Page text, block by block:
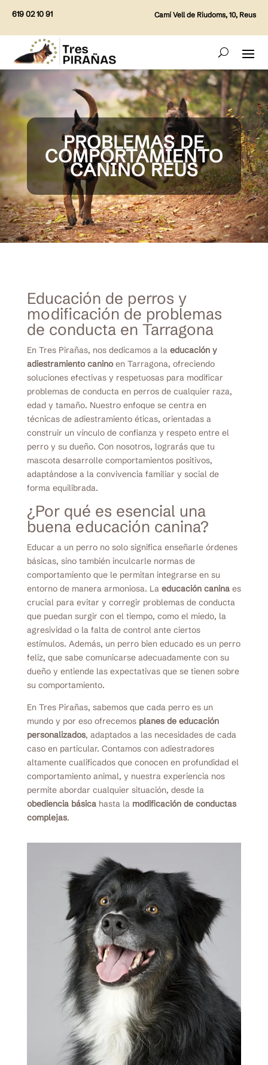
619 02 10 91 Camí Vell de Riudoms, 10, Reus
PROBLEMAS DE
COMPORTAMIENTO
CANINO REUS
Educación de perros y
modificación de problemas
de conducta en Tarragona
En Tres Pirañas, nos dedicamos a la educación y
adiestramiento caninoen Tarragona, ofreciendo
soluciones efectivas y respetuosas para modificar
problemas de conducta en perros de cualquier raza,
edad y tamaño. Nuestro enfoque se centra en
técnicas de adiestramiento éticas, orientadas a
construir un vínculo de confianza y respeto entre el
perro y su dueño. Con nosotros, lograrás que tu
mascota desarrolle comportamientos positivos,
adaptándose a la convivencia familiar y social de
forma equilibrada.
¿Por qué es esencial una
buena educación canina?
Educar a un perro no solo significa enseñarle órdenes
básicas, sino también inculcarle normas de
comportamiento que le permitan integrarse en su
entorno de manera armoniosa. La educación caninaes
crucial para evitar y corregir problemas de conducta
que puedan surgir con el tiempo, como el miedo, la
agresividad o la falta de control ante ciertos
estímulos. Además, un perro bien educado es un perro
feliz, que sabe comunicarse adecuadamente con su
dueño y entiende las expectativas que se tienen sobre
su comportamiento.
En Tres Pirañas, sabemos que cada perro es un
mundo y por eso ofrecemos planes de educación
personalizados, adaptados a las necesidades de cada
caso en particular. Contamos con adiestradores
altamente cualificados que conocen en profundidad el
comportamiento animal, y nuestra experiencia nos
permite abordar cualquier situación, desde la
obediencia básicahasta la modificación de conductas
complejas.